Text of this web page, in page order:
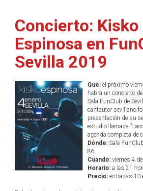
Concierto: Kisko
Espinosa en
Sevilla 2019
Qué:el próximo
habrá un concierto
Sala FunClub de
cantautor sevillano
presentación de su
estudio llamada
agenda completa de
Dónde:Sala
86.
Cuándo:viernes 4 de
Horario:a las 21
Precio:entradas 10